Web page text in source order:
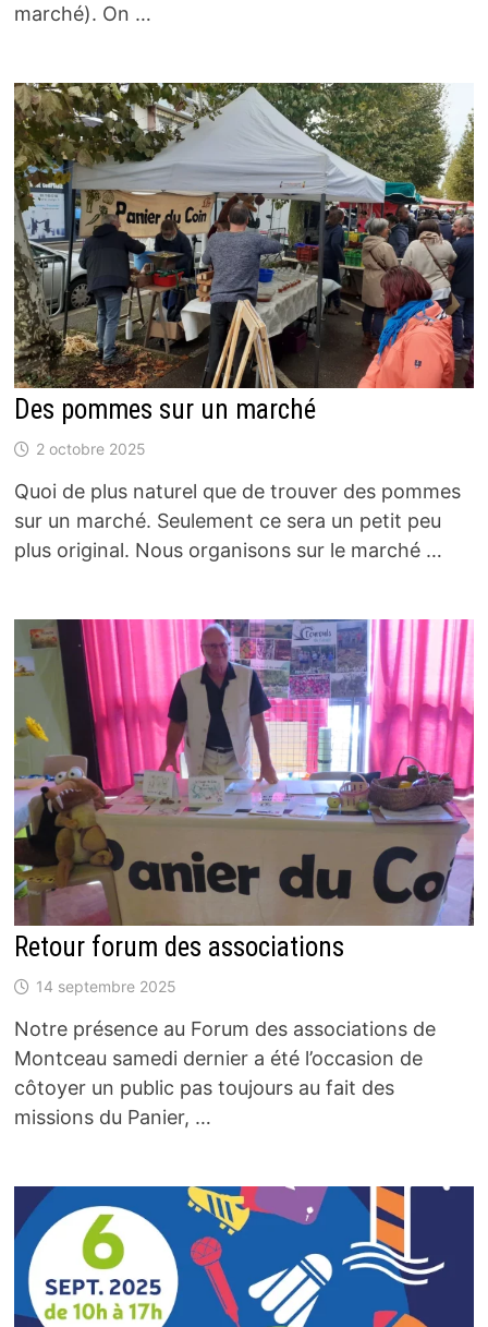
marché). On …
Des pommes sur un marché
2 octobre 2025
Quoi de plus naturel que de trouver des pommes
sur un marché. Seulement ce sera un petit peu
plus original. Nous organisons sur le marché …
Retour forum des associations
14 septembre 2025
Notre présence au Forum des associations de
Montceau samedi dernier a été l’occasion de
côtoyer un public pas toujours au fait des
missions du Panier, …